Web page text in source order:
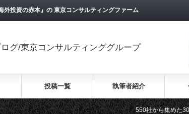
外投資の赤本』の 東京コンサルティングファーム
ログ/東京コンサルティンググループ
投稿一覧 執筆者紹介
550社から集めた30カ国の最新ビ